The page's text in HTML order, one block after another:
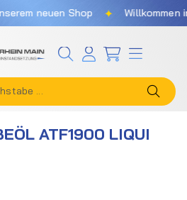
neuen Shop ✦ Willkommen
ATF1900 LIQUI